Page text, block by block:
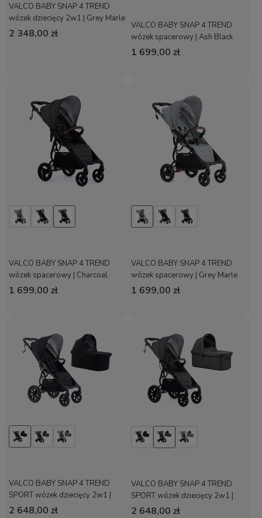
VALCO BABY SNAP 4 TREND
wózek dziecięcy 2w1 | Grey Marle
2 348,00 zł
VALCO BABY SNAP 4 TREND
wózek spacerowy | Ash Black
1 699,00 zł
VALCO BABY SNAP 4 TREND
wózek spacerowy | Charcoal
1 699,00 zł
VALCO BABY SNAP 4 TREND
wózek spacerowy | Grey Marle
1 699,00 zł
VALCO BABY SNAP 4 TREND
SPORT wózek dziecięcy 2w1 |
Ash Black
2 648,00 zł
VALCO BABY SNAP 4 TREND
SPORT wózek dziecięcy 2w1 |
Charcoal
2 648,00 zł